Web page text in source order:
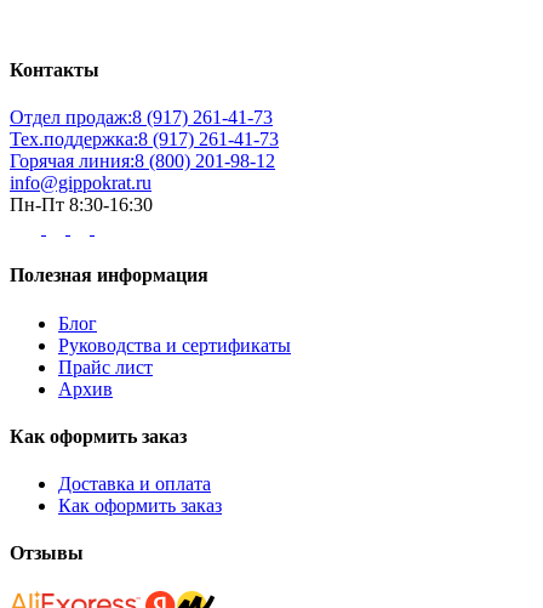
Контакты
Отдел продаж:8 (917) 261-41-73
Тех.поддержка:8 (917) 261-41-73
Горячая линия:8 (800) 201-98-12
info@gippokrat.ru
Пн-Пт 8:30-16:30
Полезная информация
Блог
Руководства и сертификаты
Прайс лист
Архив
Как оформить заказ
Доставка и оплата
Как оформить заказ
Отзывы